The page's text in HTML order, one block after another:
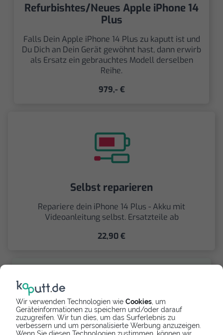
Wir verwenden Technologien wie Cookies , um
Geräteinformationen zu speichern und/oder darauf
zuzugreifen. Wir tun dies, um das Surferlebnis zu
verbessern und um personalisierte Werbung anzuzeigen.
Wenn Sie diesen Technologien zustimmen, können wir
Refurbishtes/Neues Apple iPhone 14
Plus
Falls Dein Apple iPhone 14 Plus zu kaputt ist und
Du Dich an Dein Gerät gewöhnt hast, dann erwirb
als Ersatz ein gebrauchtes Modell derselben
Reihe.
979,- €
Selbst reparieren
Repariere dein iPhone 14 Plus - Akku mit
Videoanleitung selbst. Ersatzteile ab
22,90 €
Spenden